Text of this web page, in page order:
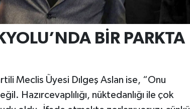
BİR PARKTA
Meclis Üyesi Dılgeş Aslan ise, “Onu
Hazırcevaplılığı, nüktedanlığı ile çok